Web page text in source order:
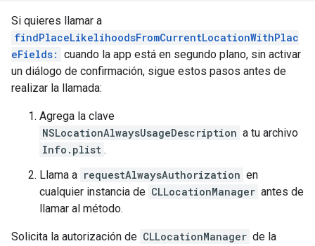
Si quieres llamar a
findPlaceLikelihoodsFromCurrentLocationWithPlac
eFields: cuando la app está en segundo plano, sin activar
un diálogo de confirmación, sigue estos pasos antes de
realizar la llamada:
Agrega la clave
NSLocationAlwaysUsageDescription a tu archivo
Info.plist .
Llama a requestAlwaysAuthorization en
cualquier instancia de CLLocationManager antes de
llamar al método.
Solicita la autorización de CLLocationManager de la